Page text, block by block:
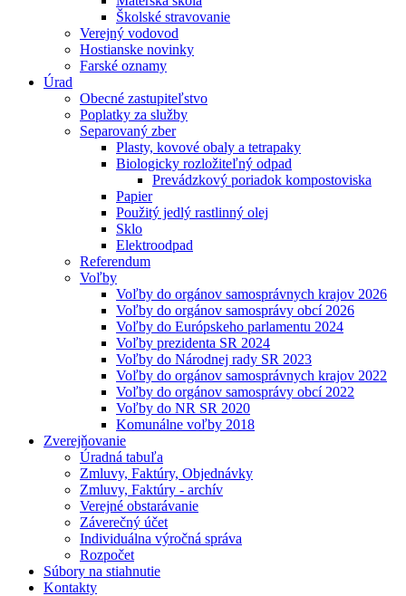
Školské stravovanie
Verejný vodovod
Hostianske novinky
Farské oznamy
Úrad
Obecné zastupiteľstvo
Poplatky za služby
Separovaný zber
Plasty, kovové obaly a tetrapaky
Biologicky rozložiteľný odpad
Prevádzkový poriadok kompostoviska
Papier
Použitý jedlý rastlinný olej
Sklo
Elektroodpad
Referendum
Voľby
Voľby do orgánov samosprávnych krajov 2026
Voľby do orgánov samosprávy obcí 2026
Voľby do Európskeho parlamentu 2024
Voľby prezidenta SR 2024
Voľby do Národnej rady SR 2023
Voľby do orgánov samosprávnych krajov 2022
Voľby do orgánov samosprávy obcí 2022
Voľby do NR SR 2020
Komunálne voľby 2018
Zverejňovanie
Úradná tabuľa
Zmluvy, Faktúry, Objednávky
Zmluvy, Faktúry - archív
Verejné obstarávanie
Záverečný účet
Individuálna výročná správa
Rozpočet
Súbory na stiahnutie
Kontakty